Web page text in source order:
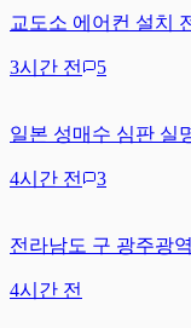
교도소 에어컨 설치
3시간 전 5
일본 성매수 심판 실
4시간 전 3
전라남도 구 광주광
4시간 전